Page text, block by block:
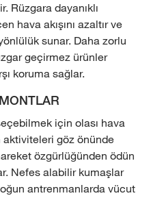
Rüzgara dayanıklı
hava akışını azaltır ve
sunar. Daha zorlu
geçirmez ürünler
koruma sağlar.
için olası hava
aktiviteleri göz önünde
özgürlüğünden ödün
Nefes alabilir kumaşlar
antrenmanlarda vücut